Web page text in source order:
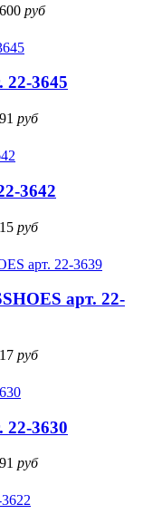
руб
22-3645
руб
3642
руб
арт. 22-
руб
3630
руб